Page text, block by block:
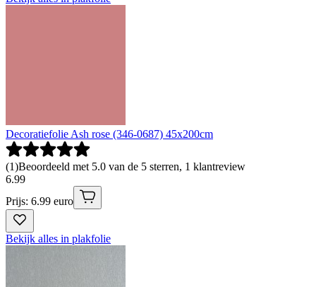
Decoratiefolie Ash rose (346-0687) 45x200cm
(1)Beoordeeld met 5.0 van de 5 sterren, 1 klantreview
6.99
Prijs: 6.99 euro
Bekijk alles in plakfolie